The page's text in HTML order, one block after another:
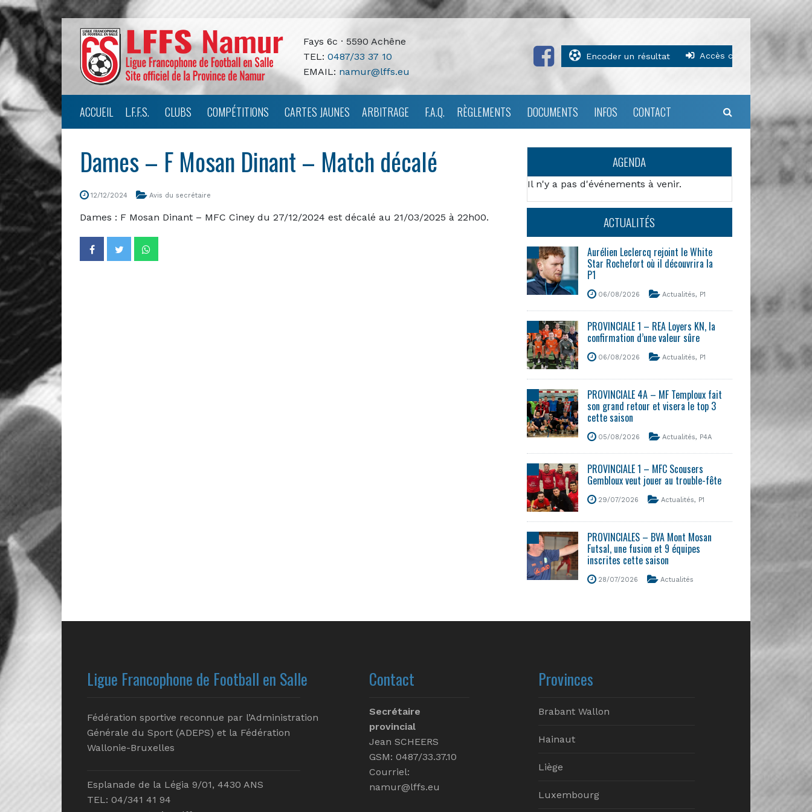
Fays 6c · 5590 Achêne
TEL: 0487/33 37 10
EMAIL: namur@lffs.eu
Encoder un résultat Accès clubs
ACCUEIL L.F.F.S. CLUBS COMPÉTITIONS CARTES JAUNES ARBITRAGE F.A.Q. RÈGLEMENTS DOCUMENTS INFOS CONTACT
Dames – F Mosan Dinant – Match décalé
12/12/2024 Avis du secrétaire
Dames : F Mosan Dinant – MFC Ciney du 27/12/2024 est décalé au 21/03/2025 à 22h00.
AGENDA
Il n'y a pas d'événements à venir.
ACTUALITÉS
Aurélien Leclercq rejoint le White
Star Rochefort où il découvrira la
P1
06/08/2026 Actualités, P1
PROVINCIALE 1 – REA Loyers KN, la
confirmation d’une valeur sûre
06/08/2026 Actualités, P1
PROVINCIALE 4A – MF Temploux fait
son grand retour et visera le top 3
cette saison
05/08/2026 Actualités, P4A
PROVINCIALE 1 – MFC Scousers
Gembloux veut jouer au trouble-fête
29/07/2026 Actualités, P1
PROVINCIALES – BVA Mont Mosan
Futsal, une fusion et 9 équipes
inscrites cette saison
28/07/2026 Actualités
Ligue Francophone de Football en Salle
Fédération sportive reconnue par l’Administration
Générale du Sport (ADEPS) et la Fédération
Wallonie-Bruxelles
Esplanade de la Légia 9/01, 4430 ANS
TEL: 04/341 41 94
Contact
Secrétaire
provincial
Jean SCHEERS
GSM: 0487/33.37.10
Courriel:
namur@lffs.eu
Provinces
Brabant Wallon
Hainaut
Liège
Luxembourg